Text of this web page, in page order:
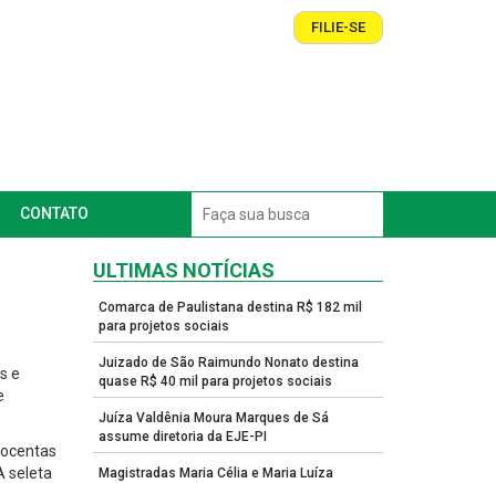
FILIE-SE
CONTATO
e
seleta
ULTIMAS NOTÍCIAS
Comarca de Paulistana destina R$ 182 mil
para projetos sociais
Juizado de São Raimundo Nonato destina
quase R$ 40 mil para projetos sociais
Juíza Valdênia Moura Marques de Sá
assume diretoria da EJE-PI
Magistradas Maria Célia e Maria Luíza